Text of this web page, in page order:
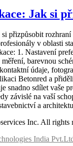
Jak si
přizpůsobit
v oblasti
1. Nastavení
barevnou
údaje,
Betonred a
snadno sdílet vaše
závislé na vaší
a
Inc. All rights
India